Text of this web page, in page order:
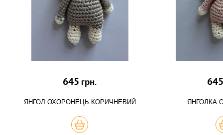
645 грн.
ЯНГОЛ ОХОРОНЕЦЬ КОРИЧНЕВИЙ
КУПИТЬ
645
ЯНГОЛКА